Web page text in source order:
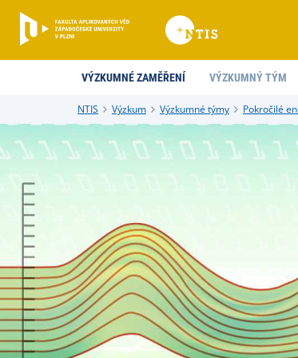
VÝZKUMNÉ ZAMĚŘENÍ VÝZKUMNÝ TÝM
NTIS Výzkum Výzkumné týmy Pokročilé